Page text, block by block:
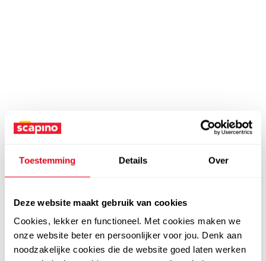
Toestemming Details Over
Deze website maakt gebruik van cookies
Cookies, lekker en functioneel. Met cookies maken we
onze website beter en persoonlijker voor jou. Denk aan
noodzakelijke cookies die de website goed laten werken